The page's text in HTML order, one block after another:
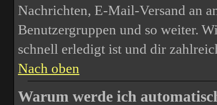
Nachrichten, E-Mail-Versand an
Benutzergruppen und so weiter.
schnell erledigt ist und dir
Nach oben
Warum werde ich